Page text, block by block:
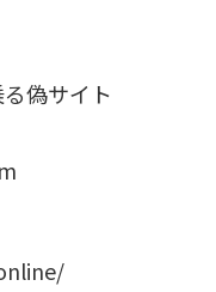
偽サイト